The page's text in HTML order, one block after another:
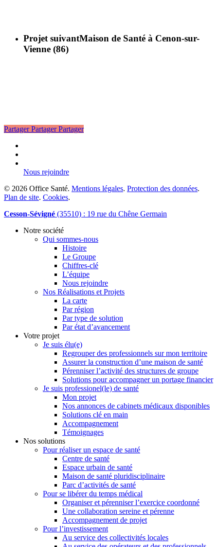
Projet suivantMaison de Santé à Cenon-sur-
Vienne (86)
Partager Partager Partager
Nous rejoindre
© 2026 Office Santé. Mentions légales. Protection des données.
Plan de site. Cookies.
Close
Cesson-Sévigné (35510) : 19 rue du Chêne Germain
Notre société
Qui sommes-nous
Histoire
Le Groupe
Chiffres-clé
L’équipe
Nous rejoindre
Nos Réalisations et Projets
La carte
Par région
Par type de solution
Par état d’avancement
Votre projet
Je suis élu(e)
Regrouper des professionnels sur mon territoire
Assurer la construction d’une maison de santé
Pérenniser l’activité des structures de groupe
Solutions pour accompagner un portage financier
Je suis professionel(le) de santé
Mon projet
Nos annonces de cabinets médicaux disponibles
Solutions clé en main
Accompagnement
Témoignages
Nos solutions
Pour réaliser un espace de santé
Centre de santé
Espace urbain de santé
Maison de santé pluridisciplinaire
Parc d’activités de santé
Pour se libérer du temps médical
Organiser et pérenniser l’exercice coordonné
Une collaboration sereine et pérenne
Accompagnement de projet
Pour l’investissement
Au service des collectivités locales